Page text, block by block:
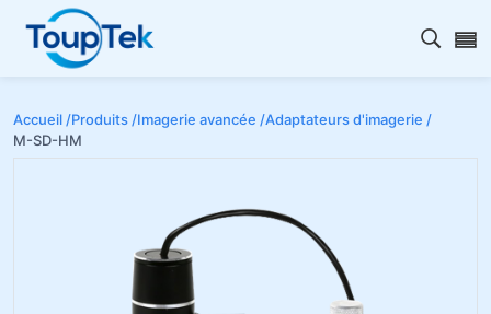
Ouvrir
Accueil /Produits /Imagerie avancée /Adaptateurs d'imagerie /
M-SD-HM